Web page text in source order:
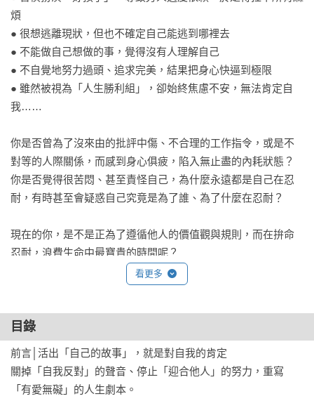
煩
● 很想逃離現狀，但也不確定自己能逃到哪裡去
● 不能做自己想做的事，覺得沒有人理解自己
● 不自覺地努力過頭、追求完美，結果把身心快逼到極限
● 雖然被視為「人生勝利組」，卻始終焦慮不安，無法肯定自
我……
你是否曾為了沒來由的批評中傷、不合理的工作指令，或是不
對等的人際關係，而感到身心俱疲，陷入無止盡的內耗狀態？
你是否覺得很苦悶、甚至責怪自己，為什麼永遠都是自己在忍
耐，有時甚至會疑惑自己究竟是為了誰、為了什麼在忍耐？
現在的你，是不是正為了遵循他人的價值觀與規則，而在拚命
忍耐，浪費生命中最寶貴的時間呢？
當你對「不想接受的事」一次又一次地點頭，你也會在不知不
許多看似尋常生活的人，內心可能都有著難以言喻的苦惱與煎
熬，但我們往往只是掩藏這一面，在日常中努力振作，卻反而
活得越來越蒼白無力。
會在人生中陷入「必須忍耐、感到艱辛」的困境，往往是因為
我們在認識自己、觸碰內心之前，在腦中就被安裝了社會和他
看更多
目錄
前言│活出「自己的故事」，就是對自我的肯定
關掉「自我反對」的聲音、停止「迎合他人」的努力，重寫
「有愛無礙」的人生劇本。